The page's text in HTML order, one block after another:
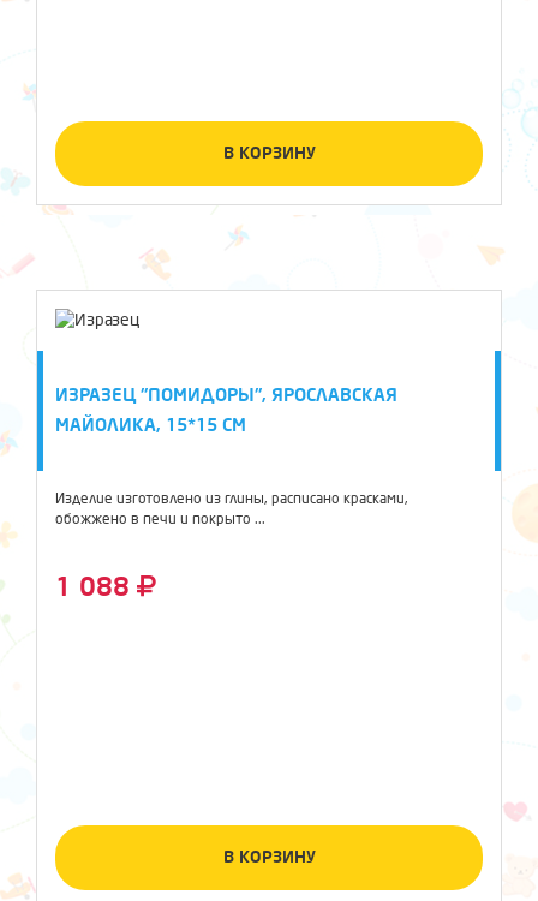
В КОРЗИНУ
ИЗРАЗЕЦ "ПОМИДОРЫ", ЯРОСЛАВСКАЯ
МАЙОЛИКА, 15*15 СМ
Изделие изготовлено из глины, расписано красками,
обожжено в печи и покрыто ...
1 088
В КОРЗИНУ